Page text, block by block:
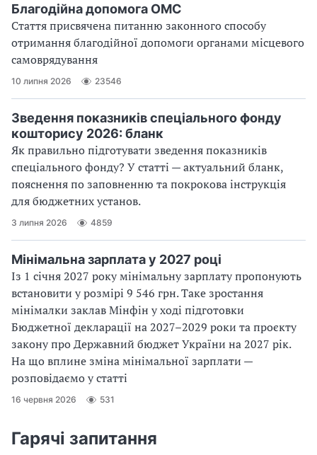
Благодійна допомога ОМС
Стаття присвячена питанню законного способу
отримання благодійної допомоги органами місцевого
самоврядування
10 липня 2026 23546
Зведення показників спеціального фонду
кошторису 2026: бланк
Як правильно підготувати зведення показників
спеціального фонду? У статті — актуальний бланк,
пояснення по заповненню та покрокова інструкція
для бюджетних установ.
3 липня 2026 4859
Мінімальна зарплата у 2027 році
Із 1 січня 2027 року мінімальну зарплату пропонують
встановити у розмірі 9 546 грн. Таке зростання
мінімалки заклав Мінфін у ході підготовки
Бюджетної декларації на 2027–2029 роки та проєкту
закону про Державний бюджет України на 2027 рік.
На що вплине зміна мінімальної зарплати —
розповідаємо у статті
16 червня 2026 531
Гарячі запитання